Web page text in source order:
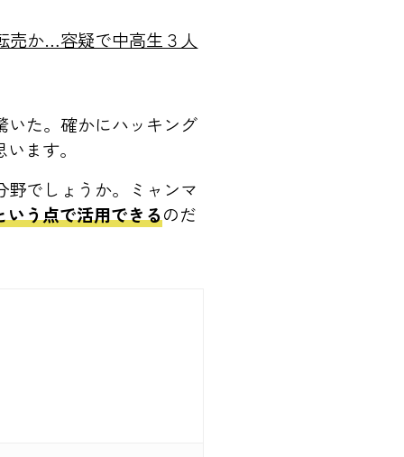
売か…容疑で中高生３人
いた。確かにハッキング
ます。
でしょうか。ミャンマ
いう点で活用できるのだ